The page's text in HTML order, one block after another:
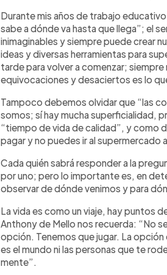
Durante mis años de trabajo
sabe a dónde va hasta que llega”; el
inimaginables y siempre puede crear
ideas y diversas herramientas para
tarde para volver a comenzar;
equivocaciones y desaciertos es lo
Tampoco debemos olvidar que “las
somos; sí hay mucha superficialidad,
“tiempo de vida de calidad”, y como
pagar y no puedes ir al supermercado
Cada quién sabrá responder a la
por uno; pero lo importante es, en
observar de dónde venimos y para
La vida es como un viaje, hay puntos
Anthony de Mello nos recuerda: “No
opción. Tenemos que jugar. La
es el mundo ni las personas que te
mente”.